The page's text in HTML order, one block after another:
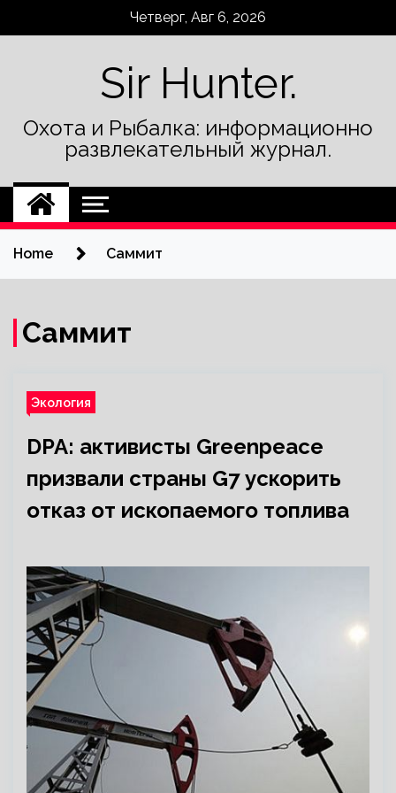
Четверг, Авг 6, 2026
Sir Hunter.
Охота и Рыбалка: информационно
развлекательный журнал.
Home Саммит
Саммит
Экология
DPA: активисты Greenpeace
призвали страны G7 ускорить
отказ от ископаемого топлива